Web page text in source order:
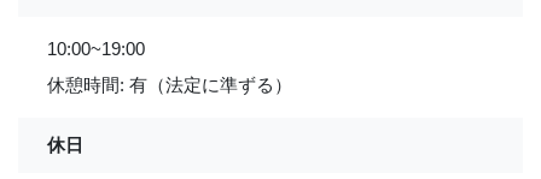
10:00~19:00
休憩時間: 有（法定に準ずる）
休日